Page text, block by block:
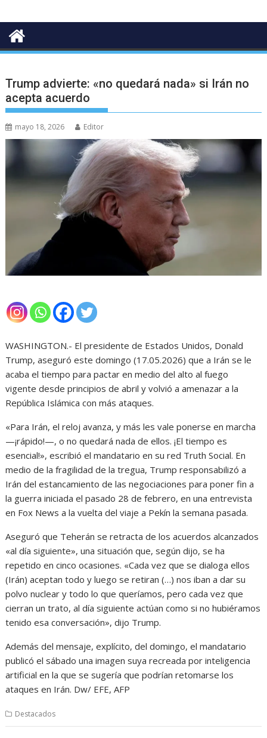
Trump advierte: «no quedará nada» si Irán no
acepta acuerdo
mayo 18, 2026 Editor
WASHINGTON.- El presidente de Estados Unidos, Donald
Trump, aseguró este domingo (17.05.2026) que a Irán se le
acaba el tiempo para pactar en medio del alto al fuego
vigente desde principios de abril y volvió a amenazar a la
República Islámica con más ataques.
«Para Irán, el reloj avanza, y más les vale ponerse en marcha
—¡rápido!—, o no quedará nada de ellos. ¡El tiempo es
esencial!», escribió el mandatario en su red Truth Social. En
medio de la fragilidad de la tregua, Trump responsabilizó a
Irán del estancamiento de las negociaciones para poner fin a
la guerra iniciada el pasado 28 de febrero, en una entrevista
en Fox News a la vuelta del viaje a Pekín la semana pasada.
Aseguró que Teherán se retracta de los acuerdos alcanzados
«al día siguiente», una situación que, según dijo, se ha
repetido en cinco ocasiones. «Cada vez que se dialoga ellos
(Irán) aceptan todo y luego se retiran (…) nos iban a dar su
polvo nuclear y todo lo que queríamos, pero cada vez que
cierran un trato, al día siguiente actúan como si no hubiéramos
tenido esa conversación», dijo Trump.
Además del mensaje, explícito, del domingo, el mandatario
publicó el sábado una imagen suya recreada por inteligencia
artificial en la que se sugería que podrían retomarse los
ataques en Irán. Dw/ EFE, AFP
Destacados